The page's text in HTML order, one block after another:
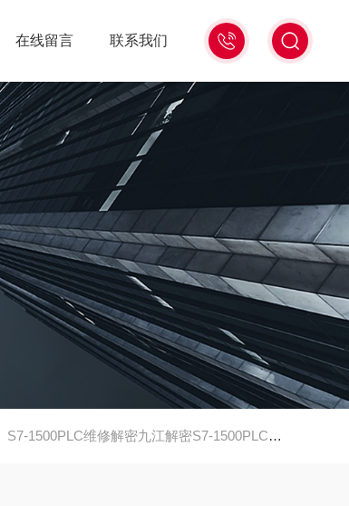
18516586104
微
在线留言 联系我们
S7-1500PLC维修解密九江解密S7-1500PLC可破解出程序原始密码